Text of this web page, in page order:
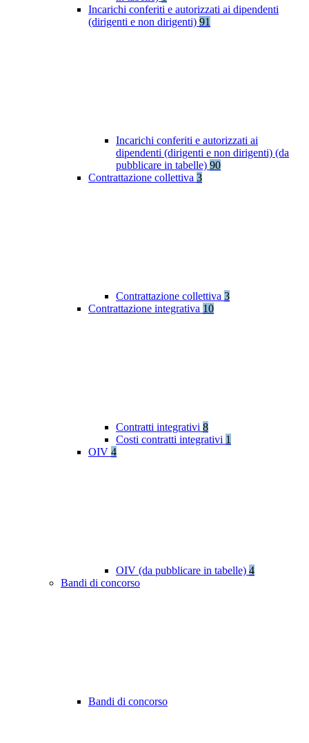
Incarichi conferiti e autorizzati ai dipendenti
(dirigenti e non dirigenti) 91
Incarichi conferiti e autorizzati ai
dipendenti (dirigenti e non dirigenti) (da
pubblicare in tabelle) 90
Contrattazione collettiva 3
Contrattazione collettiva 3
Contrattazione integrativa 10
Contratti integrativi 8
Costi contratti integrativi 1
OIV 4
OIV (da pubblicare in tabelle) 4
Bandi di concorso
Bandi di concorso